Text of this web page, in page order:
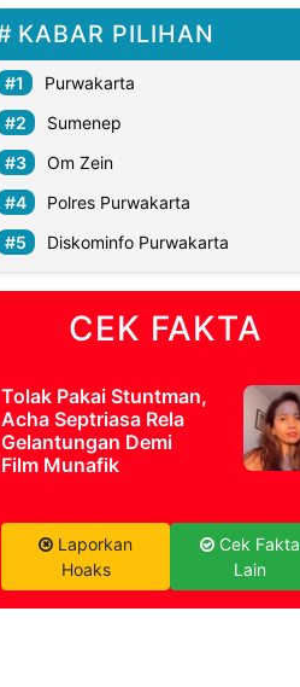
KABAR PILIHAN
Purwakarta
Sumenep
Om Zein
Polres Purwakarta
Diskominfo Purwakarta
CEK FAKTA
Tolak Pakai Stuntman,
Acha Septriasa Rela
Gelantungan Demi
Film Munafik
Laporkan
Hoaks
Cek Fakta
Lain